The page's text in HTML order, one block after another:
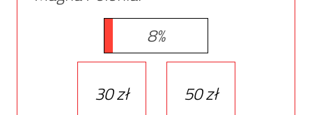
8%
30 zł 50 zł